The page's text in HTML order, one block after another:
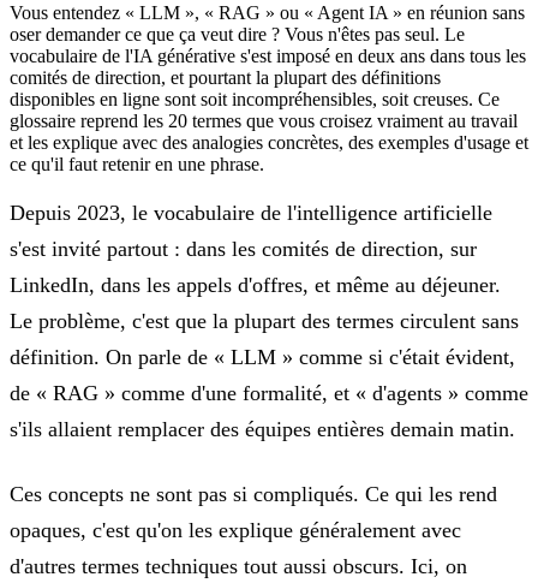
Vous entendez « LLM », « RAG » ou « Agent IA » en réunion sans
oser demander ce que ça veut dire ? Vous n'êtes pas seul. Le
vocabulaire de l'IA générative s'est imposé en deux ans dans tous les
comités de direction, et pourtant la plupart des définitions
disponibles en ligne sont soit incompréhensibles, soit creuses. Ce
glossaire reprend les 20 termes que vous croisez vraiment au travail
et les explique avec des analogies concrètes, des exemples d'usage et
ce qu'il faut retenir en une phrase.
Depuis 2023, le vocabulaire de l'intelligence artificielle
s'est invité partout : dans les comités de direction, sur
LinkedIn, dans les appels d'offres, et même au déjeuner.
Le problème, c'est que la plupart des termes circulent sans
définition. On parle de « LLM » comme si c'était évident,
de « RAG » comme d'une formalité, et « d'agents » comme
s'ils allaient remplacer des équipes entières demain matin.
Ces concepts ne sont pas si compliqués. Ce qui les rend
opaques, c'est qu'on les explique généralement avec
d'autres termes techniques tout aussi obscurs. Ici, on